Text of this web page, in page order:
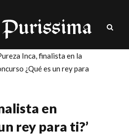
en
rey para ti?’